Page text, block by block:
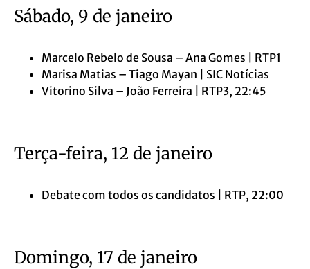
Sábado, 9 de janeiro
Marcelo Rebelo de Sousa – Ana Gomes | RTP1
Marisa Matias – Tiago Mayan | SIC Notícias
Vitorino Silva – João Ferreira | RTP3, 22:45
Terça-feira, 12 de janeiro
Debate com todos os candidatos | RTP, 22:00
Domingo, 17 de janeiro